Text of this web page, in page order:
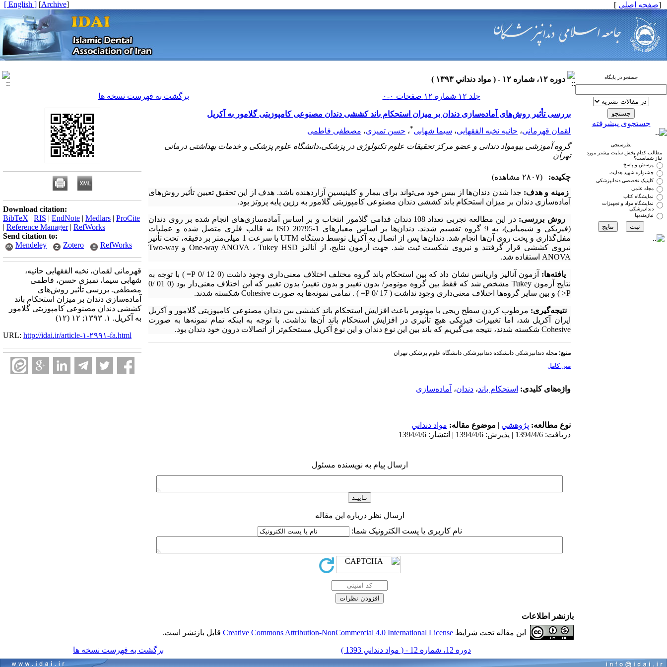
[صفحه اصلی ]
[
Archive
]
[ English ]
جستجو در پایگاه
جستجوی پیشرفته
نظرسنجی
مطالب کدام بخش سایت بیشتر مورد
نیاز شماست؟
پرسش و پاسخ
جشنواره شهید هدایت
کلینیک تخصصی دندانپزشکی
مجله علمی
نمایشگاه کتاب
نمایشگاه مواد و تجهیزات
دندانپزشکی
نیازمندیها
دوره ۱۲، شماره ۱۲ - ( مواد دنداني ۱۳۹۳ )
جلد ۱۲ شماره ۱۲ صفحات ۰-۰
برگشت به فهرست نسخه ها
بررسی تأثیر روش‌های آماده‌سازی دندان بر میزان استحکام باند کششی دندان مصنوعی کامپوزیتی گلامور به آکریل
لقمان قهرمانی، حانیه نخبه الفقهایی، سیما شهابی*، حسن تمیزی، مصطفی فاطمی
گروه آموزشی بیومواد دندانی و عضو مرکز تحقیقات علوم تکنولوژی در پزشکی،دانشگاه علوم پزشکی و خدمات بهداشتی درمانی
تهران
چکیده:
(۲۸۰۷ مشاهده)
زمینه و هدف: جدا شدن دندان‌ها از بیس خود می‌تواند برای بیمار و کلینیسین آزاردهنده باشد. هدف از این تحقیق تعیین تأثیر روش‌های
آماده‌سازی دندان بر میزان استحکام باند کششی دندان مصنوعی کامپوزیتی گلامور به رزین پایه پروتز بود.
روش بررسی:
در این مطالعه تجربی تعداد 108 دندان قدامی گلامور انتخاب و بر اساس آماده‌سازی‌های انجام شده بر روی دندان
(فیزیکی و شیمیایی)، به 9 گروه تقسیم شدند. دندان‌ها بر اساس معیارهای ISO 20795-1 به قالب فلزی متصل شده و عملیات
مفل‌گذاری و پخت روی آن‌ها انجام شد. دندان‌ها پس از اتصال به آکریل توسط دستگاه UTM با سرعت 1 میلی‌متر بر دقیقه، تحت تأثیر
نیروی کششی قرار گرفتند و نیروی شکست ثبت شد. جهت آزمون نتایج، از آنالیز One-way ANOVA ، Tukey HSD و Two-way
ANOVA استفاده شد.
یافته‌ها:
آزمون آنالیز واریانس نشان داد که بین استحکام باند گروه مختلف اختلاف معنی‌داری وجود داشت (0 12 /0 P= ) با توجه به
نتایج آزمون Tukey مشخص شد که فقط بین گروه مونومر/ بدون تغییر و بدون تغییر/ بدون تغییر که این اختلاف معنی‌دار بود (0 01 /0
P< ) و بین سایر گروه‌ها اختلاف معنی‌داری وجود نداشت ( 17 /0 P= ) . تمامی نمونه‌ها به صورت Cohesive شکسته شدند.
نتیجه‌گیری: مرطوب کردن سطح ریجی با مونومر باعث افزایش استحکام باند کششی بین دندان مصنوعی کامپوزیتی گلامور و آکریل
ایران آکریل ‌شد، اما تغییرات فیزیکی هیچ تأثیری در افزایش استحکام باند آن‌ها نداشت. با توجه به اینکه تمام نمونه‌ها به صورت
Cohesive شکسته شدند، نتیجه می‌گیریم که باند بین این نوع دندان و این نوع آکریل مستحکم‌تر از اتصالات درون خود دندان بود.
منبع: مجله دندانپزشکی دانشکده دندانپزشکی دانشگاه علوم پزشکی تهران
متن کامل
واژه‌های کلیدی: استحکام باند، دندان، آماده‌سازی
نوع مطالعه: پژوهشي | موضوع مقاله: مواد دنداني
دریافت: 1394/4/6 | پذیرش: 1394/4/6 | انتشار: 1394/4/6
ارسال پیام به نویسنده مسئول
ارسال نظر درباره این مقاله
نام کاربری یا پست الکترونیک شما:
Download citation:
BibTeX | RIS | EndNote | Medlars | ProCite
| Reference Manager| RefWorks
Send citation to:
Mendeley
Zotero RefWorks
قهرمانی لقمان، نخبه الفقهایی حانیه،
شهابی سیما، تمیزی حسن، فاطمی
مصطفی. بررسی تأثیر روش‌های
آماده‌سازی دندان بر میزان استحکام باند
کششی دندان مصنوعی کامپوزیتی گلامور
به آکریل. ۱. ۱۳۹۳; ۱۲ (۱۲)
URL: http://idai.ir/article-۱-۲۹۹۱-fa.html
بازنشر اطلاعات
این مقاله تحت شرایط Creative Commons Attribution-NonCommercial 4.0 International License قابل بازنشر است.
دوره 12، شماره 12 - ( مواد دنداني 1393 ) برگشت به فهرست نسخه ها